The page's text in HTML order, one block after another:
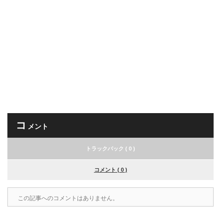
コ メント
トラックバック ( 0 )
コメント ( 0 )
この記事へのコメントはありません。